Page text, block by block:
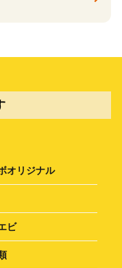
オリジナル
ビ